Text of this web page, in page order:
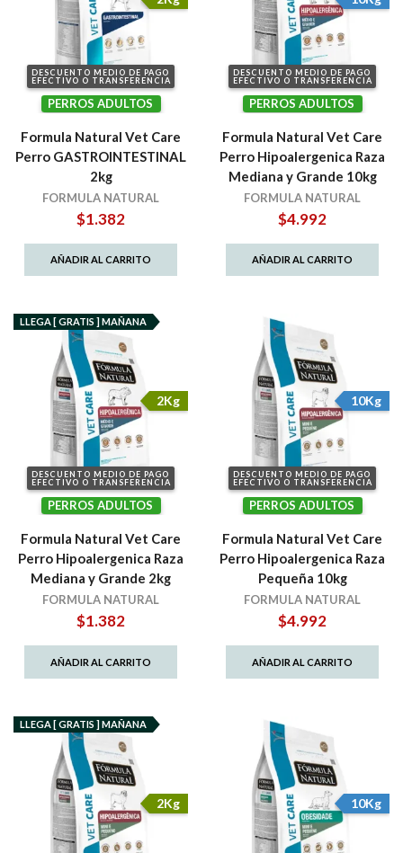
DESCUENTO MEDIO DE PAGO
EFECTIVO O TRANSFERENCIA
PERROS ADULTOS
Formula Natural Vet Care
Perro GASTROINTESTINAL
2kg
FORMULA NATURAL
$1.382
AÑADIR AL CARRITO
DESCUENTO MEDIO DE PAGO
EFECTIVO O TRANSFERENCIA
PERROS ADULTOS
Formula Natural Vet Care
Perro Hipoalergenica Raza
Mediana y Grande 10kg
FORMULA NATURAL
$4.992
AÑADIR AL CARRITO
DESCUENTO MEDIO DE PAGO
EFECTIVO O TRANSFERENCIA
2Kg
LLEGA [ GRATIS ] MAÑANA
PERROS ADULTOS
Formula Natural Vet Care
Perro Hipoalergenica Raza
Mediana y Grande 2kg
FORMULA NATURAL
$1.382
AÑADIR AL CARRITO
DESCUENTO MEDIO DE PAGO
EFECTIVO O TRANSFERENCIA
10Kg
PERROS ADULTOS
Formula Natural Vet Care
Perro Hipoalergenica Raza
Pequeña 10kg
FORMULA NATURAL
$4.992
AÑADIR AL CARRITO
2Kg
LLEGA [ GRATIS ] MAÑANA
10Kg